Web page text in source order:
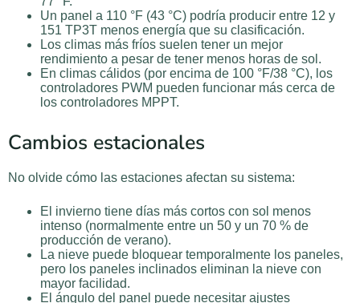
Un panel a 110 °F (43 °C) podría producir entre 12 y
151 TP3T menos energía que su clasificación.
Los climas más fríos suelen tener un mejor
rendimiento a pesar de tener menos horas de sol.
En climas cálidos (por encima de 100 °F/38 °C), los
controladores PWM pueden funcionar más cerca de
los controladores MPPT.
Cambios estacionales
No olvide cómo las estaciones afectan su sistema:
El invierno tiene días más cortos con sol menos
intenso (normalmente entre un 50 y un 70 % de
producción de verano).
La nieve puede bloquear temporalmente los paneles,
pero los paneles inclinados eliminan la nieve con
mayor facilidad.
El ángulo del panel puede necesitar ajustes